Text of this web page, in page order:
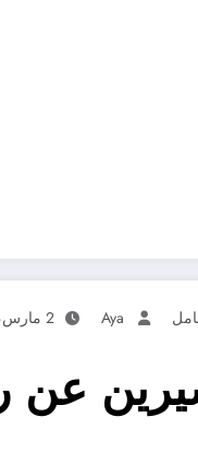
Aya 2 مارس، 2025
عن